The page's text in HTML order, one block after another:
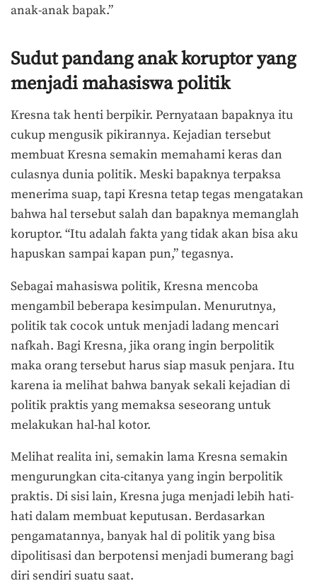
anak-anak bapak.”
Sudut pandang anak koruptor yang
menjadi mahasiswa politik
Kresna tak henti berpikir. Pernyataan bapaknya itu
cukup mengusik pikirannya. Kejadian tersebut
membuat Kresna semakin memahami keras dan
culasnya dunia politik. Meski bapaknya terpaksa
menerima suap, tapi Kresna tetap tegas mengatakan
bahwa hal tersebut salah dan bapaknya memanglah
koruptor. “Itu adalah fakta yang tidak akan bisa aku
hapuskan sampai kapan pun,” tegasnya.
Sebagai mahasiswa politik, Kresna mencoba
mengambil beberapa kesimpulan. Menurutnya,
politik tak cocok untuk menjadi ladang mencari
nafkah. Bagi Kresna, jika orang ingin berpolitik
maka orang tersebut harus siap masuk penjara. Itu
karena ia melihat bahwa banyak sekali kejadian di
politik praktis yang memaksa seseorang untuk
melakukan hal-hal kotor.
Melihat realita ini, semakin lama Kresna semakin
mengurungkan cita-citanya yang ingin berpolitik
praktis. Di sisi lain, Kresna juga menjadi lebih hati-
hati dalam membuat keputusan. Berdasarkan
pengamatannya, banyak hal di politik yang bisa
dipolitisasi dan berpotensi menjadi bumerang bagi
diri sendiri suatu saat.